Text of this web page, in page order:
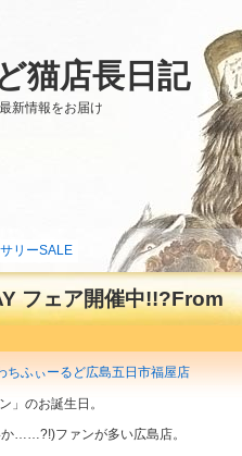
猫店長日記
新情報をお届け
リーSALE
フェア開催中!!?From
ちふぃーるど広島五日市福屋店
」のお誕生日。
……?!)ファンが多い広島店。